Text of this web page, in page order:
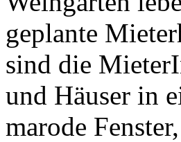
geplante
sind die
und Häuser in
marode